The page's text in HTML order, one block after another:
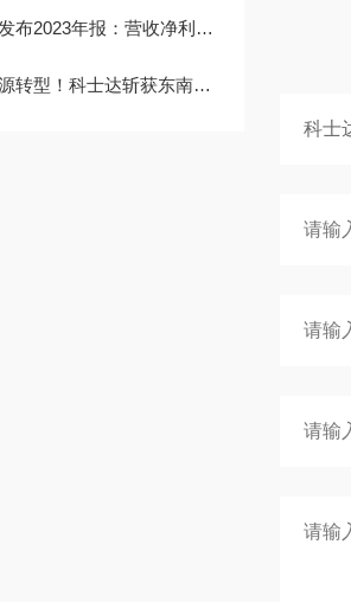
2023年报：营收净利双增超3
型！科士达斩获东南亚最大光储充